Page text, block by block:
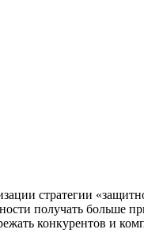
стратегии
получать больше
конкурентов и